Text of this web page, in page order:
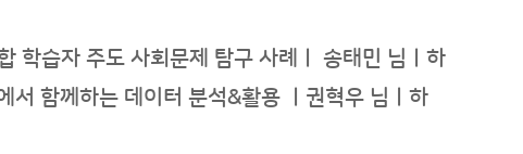
습자 주도 사회문제 탐구 사례
송태민 님ㅣ하
함께하는 데이터 분석&활용 ㅣ권혁우 님ㅣ하